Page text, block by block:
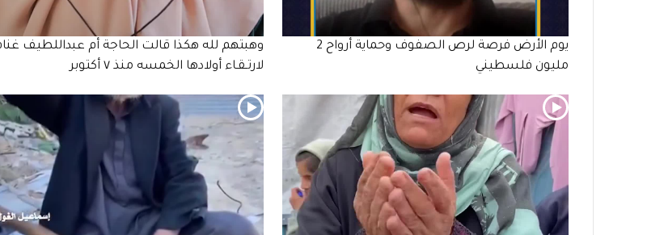
يوم الأرض فرصة لرص الصفوف وحماية أرواح 2
مليون فلسطيني
وهبتهم لله هكذا قالت الحاجة أم عبداللطيف
لارتـقـاء أولادها الخمسه منذ ٧ أكتوبر